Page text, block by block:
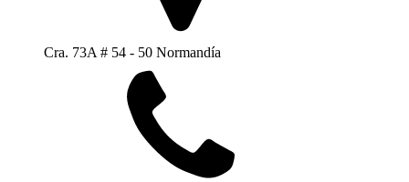
Cra. 73A # 54 - 50 Normandía